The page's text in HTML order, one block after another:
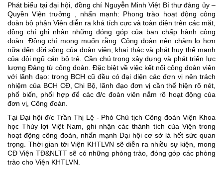
Phát biểu tại đại hội, đồng chí Nguyễn Minh Việt Bí thư đảng ủy –
Quyền Viện trưởng , nhấn mạnh: Phong trào hoạt động công
đoàn bộ phận Viện diễn ra khá tích cực và toàn diện trên các mặt,
đồng chí ghi nhận những đóng góp của ban chấp hành công
đoàn. Đồng chí mong muốn rằng: Công đoàn nên chăm lo hơn
nữa đến đời sống của đoàn viên, khai thác và phát huy thế mạnh
của đội ngũ cán bộ trẻ. Cần chú trọng xây dựng và phát triển lực
lượng Đảng từ công đoàn. Đặc biệt về việc kết nối công đoàn viên
với lãnh đạo: trong BCH cũ đều có đại diện các đơn vị nên trách
nhiệm của BCH CĐ, Chi Bộ, lãnh đạo đơn vị cần thể hiện rõ nét,
phổ biến, phối hợp để các đ/c đoàn viên nắm rõ hoạt động của
đơn vị, Công đoàn.
Tại Đại hội đ/c Trần Thị Lệ - Phó Chủ tịch Công đoàn Viện Khoa
học Thủy lợi Việt Nam, ghi nhận các thành tích của Viện trong
hoạt động công đoàn, nhấn mạnh Đại hội cơ sở là hết sức quan
trọng. Thời gian tới Viện KHTLVN sẽ diễn ra nhiều sự kiện, mong
CĐ Viện TĐ&NLTT sẽ có những phòng trào, đóng góp các phòng
trào cho Viện KHTLVN.